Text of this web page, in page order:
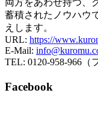
両方をあわせ持つ、
蓄積されたノウハウ
えします。
URL: https://
E-Mail:
TEL: 0120-958-966（
Facebook